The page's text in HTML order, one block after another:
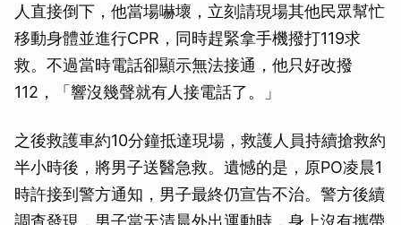
人直接倒下，他當場嚇壞，立刻請現場其他民眾幫忙
移動身體並進行CPR，同時趕緊拿手機撥打119求
救。不過當時電話卻顯示無法接通，他只好改撥
112，「響沒幾聲就有人接電話了。」
之後救護車約10分鐘抵達現場，救護人員持續搶救約
半小時後，將男子送醫急救。遺憾的是，原PO凌晨1
時許接到警方通知，男子最終仍宣告不治。警方後續
調查發現，男子當天清晨外出運動時，身上沒有攜帶